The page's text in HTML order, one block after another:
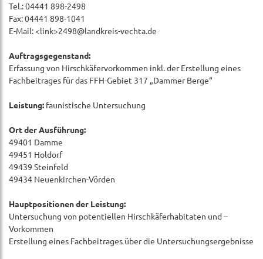
Tel.: 04441 898-2498
Fax: 04441 898-1041
E-Mail: <link>2498@landkreis-vechta.de
Auftragsgegenstand:
Erfassung von Hirschkäfervorkommen inkl. der Erstellung eines
Fachbeitrages für das FFH-Gebiet 317 „Dammer Berge“
Leistung: faunistische Untersuchung
Ort der Ausführung:
49401 Damme
49451 Holdorf
49439 Steinfeld
49434 Neuenkirchen-Vörden
Hauptpositionen der Leistung:
Untersuchung von potentiellen Hirschkäferhabitaten und –
Vorkommen
Erstellung eines Fachbeitrages über die Untersuchungsergebnisse